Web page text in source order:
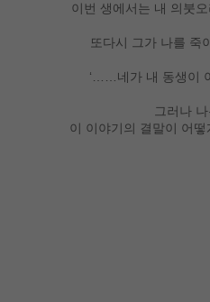
이번 생에서는 내 의붓
또다시 그가 나를 죽
‘……네가 내 동생이
그러나
이 이야기의 결말이 어